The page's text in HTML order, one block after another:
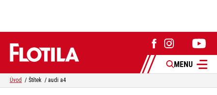
MENU
Úvod Štítek audi a4